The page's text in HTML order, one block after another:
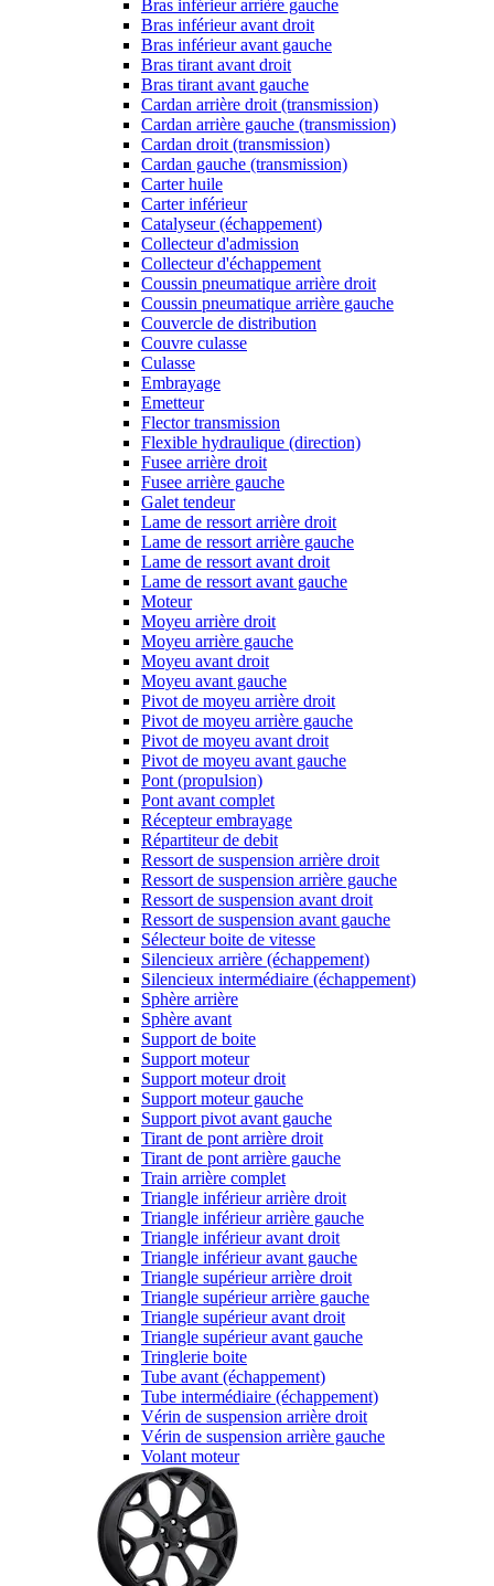
Bras inférieur arrière gauche
Bras inférieur avant droit
Bras inférieur avant gauche
Bras tirant avant droit
Bras tirant avant gauche
Cardan arrière droit (transmission)
Cardan arrière gauche (transmission)
Cardan droit (transmission)
Cardan gauche (transmission)
Carter huile
Carter inférieur
Catalyseur (échappement)
Collecteur d'admission
Collecteur d'échappement
Coussin pneumatique arrière droit
Coussin pneumatique arrière gauche
Couvercle de distribution
Couvre culasse
Culasse
Embrayage
Emetteur
Flector transmission
Flexible hydraulique (direction)
Fusee arrière droit
Fusee arrière gauche
Galet tendeur
Lame de ressort arrière droit
Lame de ressort arrière gauche
Lame de ressort avant droit
Lame de ressort avant gauche
Moteur
Moyeu arrière droit
Moyeu arrière gauche
Moyeu avant droit
Moyeu avant gauche
Pivot de moyeu arrière droit
Pivot de moyeu arrière gauche
Pivot de moyeu avant droit
Pivot de moyeu avant gauche
Pont (propulsion)
Pont avant complet
Récepteur embrayage
Répartiteur de debit
Ressort de suspension arrière droit
Ressort de suspension arrière gauche
Ressort de suspension avant droit
Ressort de suspension avant gauche
Sélecteur boite de vitesse
Silencieux arrière (échappement)
Silencieux intermédiaire (échappement)
Sphère arrière
Sphère avant
Support de boite
Support moteur
Support moteur droit
Support moteur gauche
Support pivot avant gauche
Tirant de pont arrière droit
Tirant de pont arrière gauche
Train arrière complet
Triangle inférieur arrière droit
Triangle inférieur arrière gauche
Triangle inférieur avant droit
Triangle inférieur avant gauche
Triangle supérieur arrière droit
Triangle supérieur arrière gauche
Triangle supérieur avant droit
Triangle supérieur avant gauche
Tringlerie boite
Tube avant (échappement)
Tube intermédiaire (échappement)
Vérin de suspension arrière droit
Vérin de suspension arrière gauche
Volant moteur